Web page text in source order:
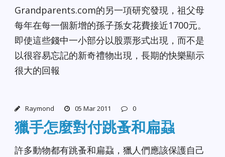
Grandparents.com的另一項研究發現，祖父母
每年在每一個新增的孫子孫女花費接近1700元。
即使這些錢中一小部分以股票形式出現，而不是
以很容易忘記的新奇禮物出現，長期的快樂顯示
很大的回報
Raymond 05 Mar 2011 0
獵手怎麼對付跳蚤和扁蝨
許多動物都有跳蚤和扁蝨，獵人們應該保護自己